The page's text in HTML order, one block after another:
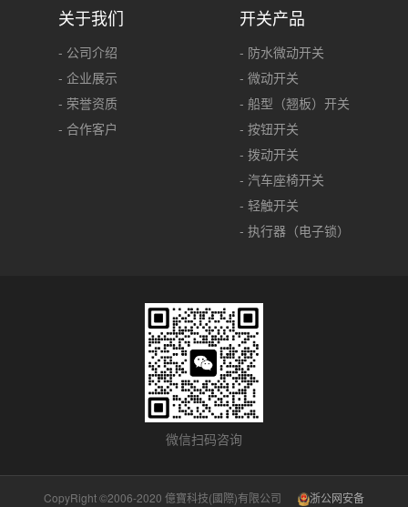
关于我们
- 公司介绍
- 企业展示
- 荣誉资质
- 合作客户
开关产品
- 防水微动开关
- 微动开关
- 船型（翘板）开关
- 按钮开关
- 拨动开关
- 汽车座椅开关
- 轻触开关
- 执行器（电子锁）
微信扫码咨询
CopyRight ©2006-2020 億寶科技(國際)有限公司
浙公网安备